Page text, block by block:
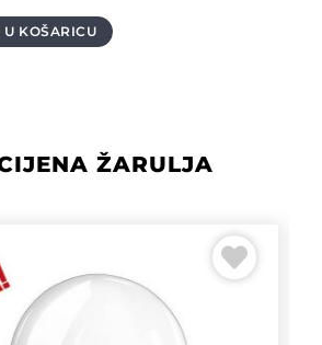
U KOŠARICU
ŽARULJA